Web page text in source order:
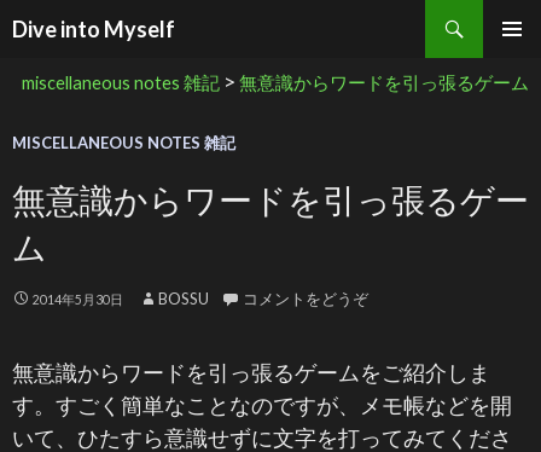
Dive into Myself
検索
miscellaneous notes 雑記 > 無意識からワードを引っ張るゲーム
MISCELLANEOUS NOTES 雑記
無意識からワードを引っ張るゲー
ム
2014年5月30日 BOSSU コメントをどうぞ
無意識からワードを引っ張るゲームをご紹介しま
す。すごく簡単なことなのですが、メモ帳などを開
いて、ひたすら意識せずに文字を打ってみてくださ